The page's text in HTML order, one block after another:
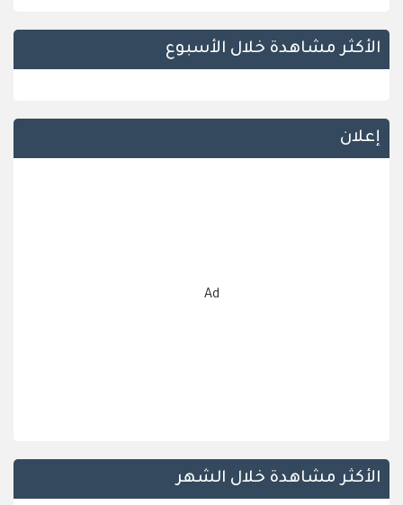
الأكثر مشاهدة خلال الأسبوع
إعلان
Ad
الأكثر مشاهدة خلال الشهر